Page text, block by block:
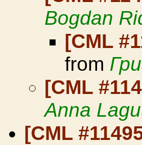
Bogdan
[CML
from
[CML
Anna
[CML